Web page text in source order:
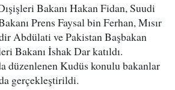
Bakanı Hakan Fidan, Suudi
Prens Faysal bin Ferhan, Mısır
Abdülati ve Pakistan Başbakan
Bakanı İshak Dar katıldı.
düzenlenen Kudüs konulu bakanlar
gerçekleştirildi.